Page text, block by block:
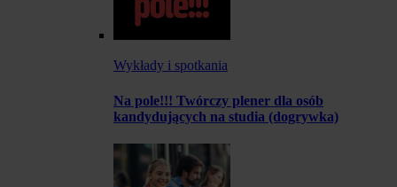
Wykłady i spotkania
Na pole!!! Twórczy plener dla osób
kandydujących na studia (dogrywka)